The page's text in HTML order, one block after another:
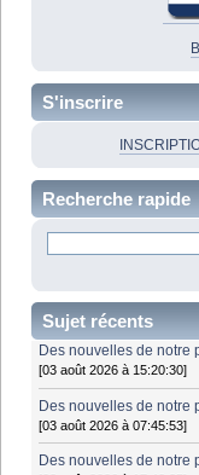
S'inscrire
Recherche rapide
Sujet récents
Des nouvelles de notre
[03 août 2026 à 15:20:30]
Des nouvelles de notre
[03 août 2026 à 07:45:53]
Des nouvelles de notre